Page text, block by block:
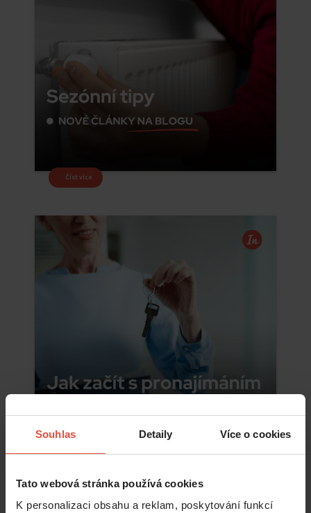
Souhlas Detaily Více o cookies
Tato webová stránka používá cookies
K personalizaci obsahu a reklam, poskytování funkcí
Číst více